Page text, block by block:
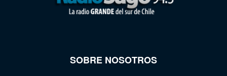
SOBRE NOSOTROS